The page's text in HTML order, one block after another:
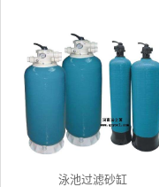
泳池过滤砂缸